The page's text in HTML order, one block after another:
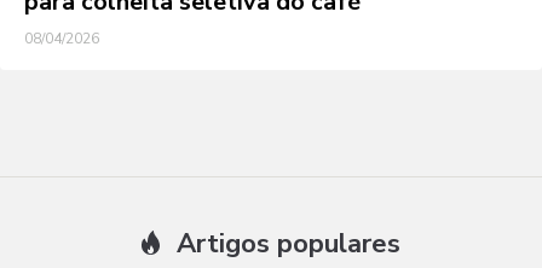
08/04/2026
Artigos populares